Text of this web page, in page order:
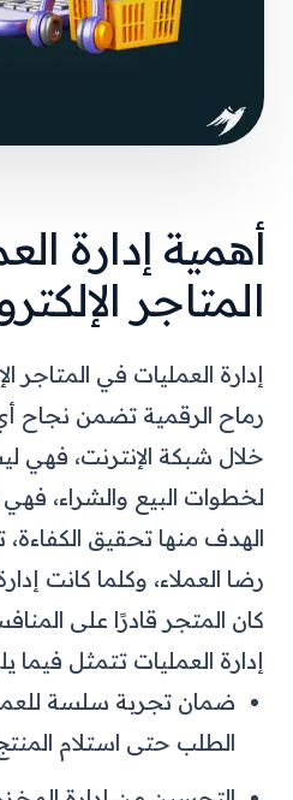
أهمية إدارة
المتاجر
إدارة العمليات في المتاجر
رماح الرقمية تضمن نجاح
خلال شبكة الإنترنت، فهي
لخطوات البيع والشراء،
الهدف منها تحقيق الكفاءة،
رضا العملاء، وكلما كانت
كان المتجر قادرًا على
إدارة العمليات تتمثل فيما
ضمان تجربة سلسة
الطلب حتى استلام